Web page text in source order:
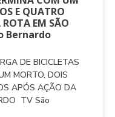
E QUATRO
ROTA EM SÃO
Bernardo
DE BICICLETAS
MORTO, DOIS
APÓS AÇÃO DA
TV São